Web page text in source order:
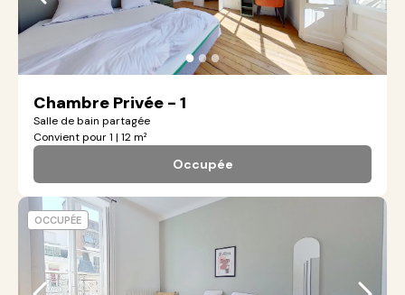
●●●
Chambre Privée - 1
Salle de bain partagée
Convient pour 1 | 12 m²
Occupée
OCCUPÉE